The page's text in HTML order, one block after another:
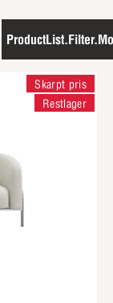
Skarpt pris
Restlager